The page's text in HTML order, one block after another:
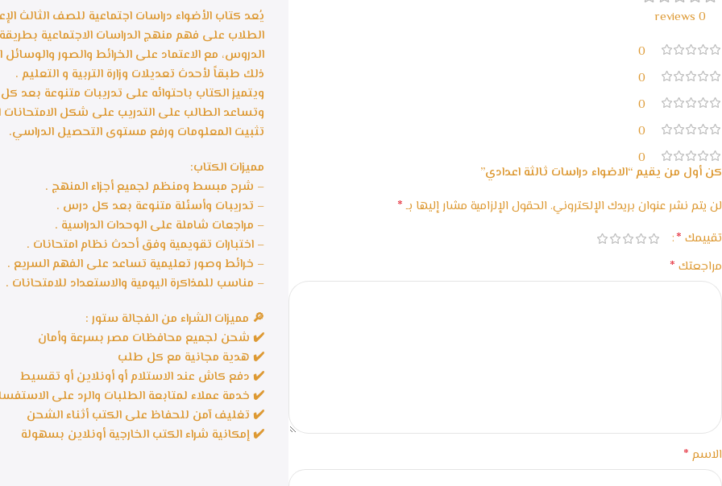
0 reviews
0
0
0
0
0
كن أول من يقيم “الاضواء دراسات ثالثة اعدادي”
لن يتم نشر عنوان بريدك الإلكتروني. الحقول الإلزامية مشار إليها بـ*
تقييمك *
مراجعتك *
الاسم *
الطلاب على فهم منهج الدراسات الاجتماعية
الدروس، مع الاعتماد على الخرائط والصور
ذلك طبقاً لأحدث تعديلات وزارة التربية و التعليم .
ويتميز الكتاب باحتوائه على تدريبات متنوعة
وتساعد الطالب على التدريب على شكل الامتحانات
تثبيت المعلومات ورفع مستوى التحصيل الدراسي.
مميزات الكتاب:
– شرح مبسط ومنظم لجميع أجزاء المنهج .
– تدريبات وأسئلة متنوعة بعد كل درس .
– مراجعات شاملة على الوحدات الدراسية .
– اختبارات تقويمية وفق أحدث نظام امتحانات .
– خرائط وصور تعليمية تساعد على الفهم السريع .
– مناسب للمذاكرة اليومية والاستعداد للامتحانات .
🔎 مميزات الشراء من الفجالة ستور :
✔️ شحن لجميع محافظات مصر بسرعة وأمان
✔️ هدية مجانية مع كل طلب
✔️ دفع كاش عند الاستلام أو أونلاين أو تقسيط
✔️ خدمة عملاء لمتابعة الطلبات والرد على
✔️ تغليف آمن للحفاظ على الكتب أثناء الشحن
✔️ إمكانية شراء الكتب الخارجية أونلاين بسهولة